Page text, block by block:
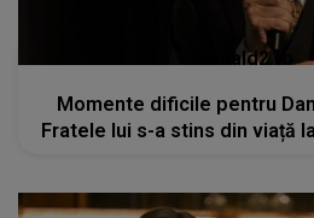
kanald2.ro
Momente dificile pentru
Fratele lui s-a stins din viață